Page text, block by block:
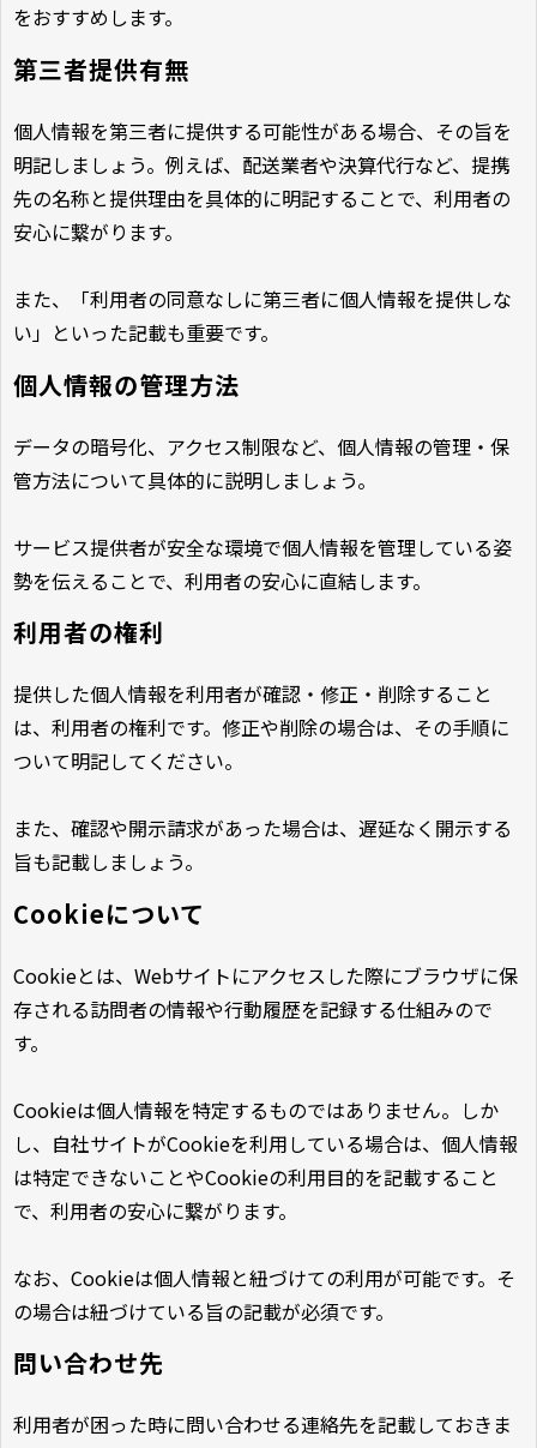
をおすすめします。
第三者提供有無
個人情報を第三者に提供する可能性がある場合、その旨を
明記しましょう。例えば、配送業者や決算代行など、提携
先の名称と提供理由を具体的に明記することで、利用者の
安心に繋がります。
また、「利用者の同意なしに第三者に個人情報を提供しな
い」といった記載も重要です。
個人情報の管理方法
データの暗号化、アクセス制限など、個人情報の管理・保
管方法について具体的に説明しましょう。
サービス提供者が安全な環境で個人情報を管理している姿
勢を伝えることで、利用者の安心に直結します。
利用者の権利
提供した個人情報を利用者が確認・修正・削除すること
は、利用者の権利です。修正や削除の場合は、その手順に
ついて明記してください。
また、確認や開示請求があった場合は、遅延なく開示する
旨も記載しましょう。
Cookieについて
Cookieとは、Webサイトにアクセスした際にブラウザに保
存される訪問者の情報や行動履歴を記録する仕組みので
す。
Cookieは個人情報を特定するものではありません。しか
し、自社サイトがCookieを利用している場合は、個人情報
は特定できないことやCookieの利用目的を記載すること
で、利用者の安心に繋がります。
なお、Cookieは個人情報と紐づけての利用が可能です。そ
の場合は紐づけている旨の記載が必須です。
問い合わせ先
利用者が困った時に問い合わせる連絡先を記載しておきま